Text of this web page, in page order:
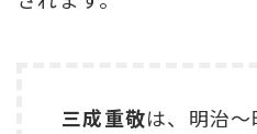
三成重敬は、明治